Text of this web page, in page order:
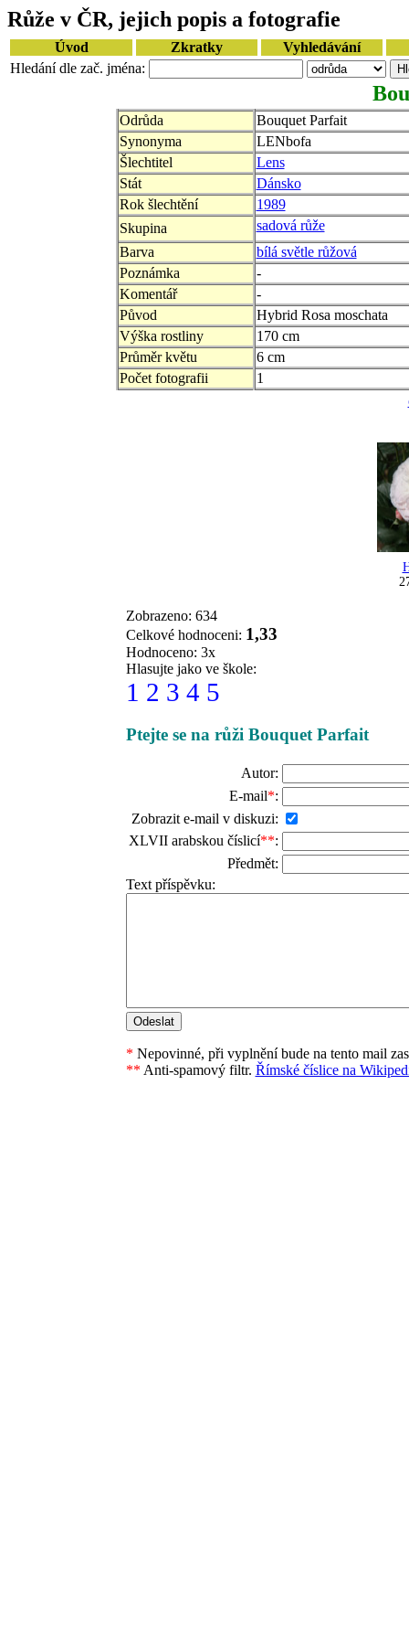
Růže v ČR, jejich popis a fotografie
Úvod Zkratky
Vyhledávání
Hledání dle zač. jména:
Odrůda
Bouquet Parfait
Synonyma
LENbofa
Šlechtitel
Lens
Stát
Dánsko
Rok šlechtění
1989
Skupina
sadová růže
Barva
bílá světle růžová
Poznámka
-
Komentář
-
Původ
Hybrid Rosa moschata
Výška rostliny
170 cm
Průměr květu
6 cm
Počet fotografii
1
Zobrazeno: 634
Celkové hodnoceni: 1,33
Hodnoceno: 3x
Hlasujte jako ve škole:
1 2 3 4 5
Ptejte se na růži Bouquet Parfait
Autor:
E-mail*:
Zobrazit e-mail v diskuzi:
XLVII arabskou číslicí**:
Předmět:
Text příspěvku:
* Nepovinné, při vyplnění bude na tento mail
** Anti-spamový filtr. Římské číslice na